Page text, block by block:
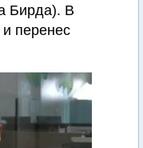
Бирда). В
перенес